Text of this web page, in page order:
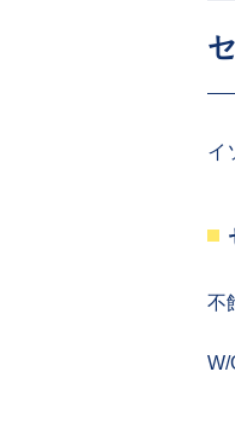
イ
不
W/